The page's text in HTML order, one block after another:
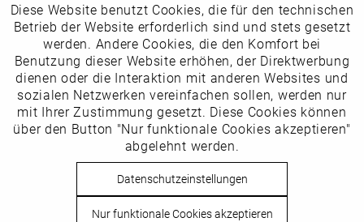
Folgen Sie uns auf Instagram
horsch_schuhe
Newsletter
Datenschutzbestimmungenhabe ich zur Kenntnis
vom Newsletter abmelden.
Funktionale Aktiv
Marketing Inaktiv
Tracking Inaktiv
Inaktiv
Diese Website benutzt Cookies, die für den technischen
Betrieb der Website erforderlich sind und stets gesetzt
werden. Andere Cookies, die den Komfort bei
Benutzung dieser Website erhöhen, der Direktwerbung
dienen oder die Interaktion mit anderen Websites und
sozialen Netzwerken vereinfachen sollen, werden nur
mit Ihrer Zustimmung gesetzt. Diese Cookies können
über den Button "Nur funktionale Cookies akzeptieren"
abgelehnt werden.
Datenschutzeinstellungen
Nur funktionale Cookies akzeptieren